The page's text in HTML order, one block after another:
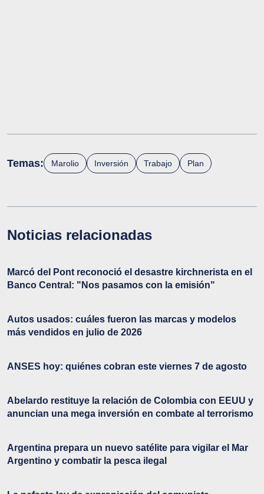
Temas: Marolio Inversión Trabajo Plan
Noticias relacionadas
Marcó del Pont reconoció el desastre kirchnerista en el
Banco Central: "Nos pasamos con la emisión"
Autos usados: cuáles fueron las marcas y modelos
más vendidos en julio de 2026
ANSES hoy: quiénes cobran este viernes 7 de agosto
Abelardo restituye la relación de Colombia con EEUU y
anuncian una mega inversión en combate al terrorismo
Argentina prepara un nuevo satélite para vigilar el Mar
Argentino y combatir la pesca ilegal